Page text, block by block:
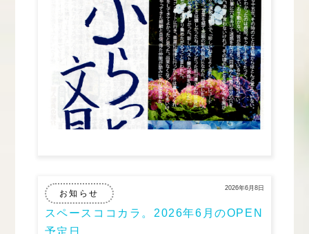
お知らせ
2026年6月8日
スペースココカラ。2026年6月のOPEN